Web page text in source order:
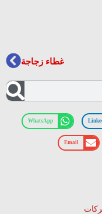
غطاء زجاجة
WhatsApp
Email